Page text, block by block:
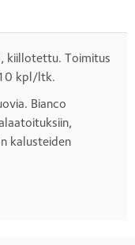
kiillotettu. Toimitus
kpl/ltk.
Bianco
kalusteiden